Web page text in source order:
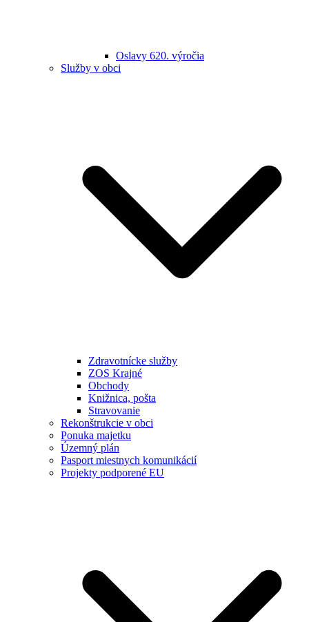
Oslavy 620. výročia
Služby v obci
Zdravotnícke služby
ZOS Krajné
Obchody
Knižnica, pošta
Stravovanie
Rekonštrukcie v obci
Ponuka majetku
Územný plán
Pasport miestnych komunikácií
Projekty podporené EU